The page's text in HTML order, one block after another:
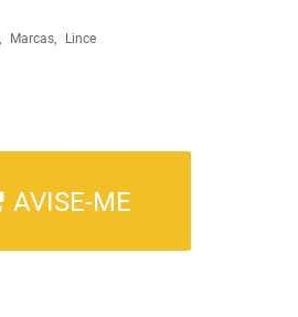
Marcas
Lince
AVISE-ME